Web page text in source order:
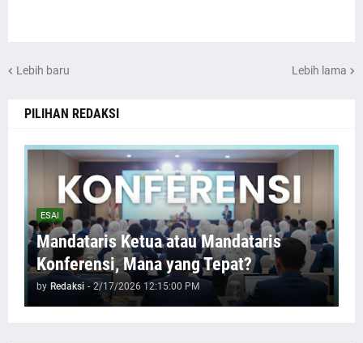
Lebih baru Lebih lama
PILIHAN REDAKSI
ESAI
Mandataris Ketua atau Mandataris
Konferensi, Mana yang Tepat?
by Redaksi - 2/17/2026 12:15:00 PM